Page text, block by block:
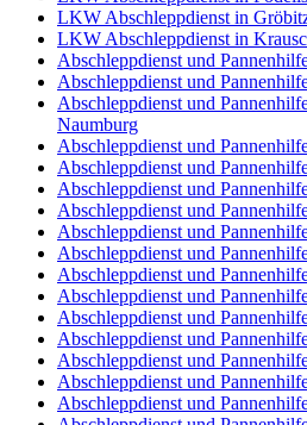
LKW Abschleppdienst in
LKW Abschleppdienst in
Abschleppdienst und
Abschleppdienst und
Abschleppdienst und
Naumburg
Abschleppdienst und
Abschleppdienst und
Abschleppdienst und
Abschleppdienst und
Abschleppdienst und
Abschleppdienst und
Abschleppdienst und
Abschleppdienst und
Abschleppdienst und
Abschleppdienst und
Abschleppdienst und
Abschleppdienst und
Abschleppdienst und